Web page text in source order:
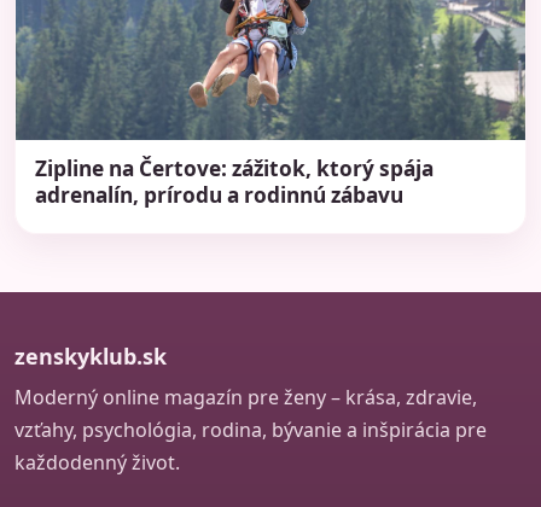
Zipline na Čertove: zážitok, ktorý spája
adrenalín, prírodu a rodinnú zábavu
zenskyklub.sk
Moderný online magazín pre ženy – krása, zdravie,
vzťahy, psychológia, rodina, bývanie a inšpirácia pre
každodenný život.